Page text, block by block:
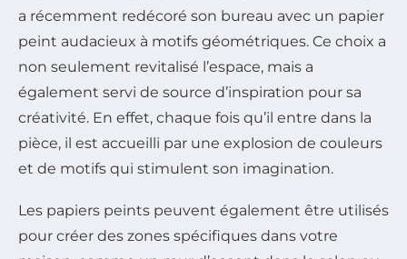
a récemment redécoré son bureau avec un papier
peint audacieux à motifs géométriques. Ce choix a
non seulement revitalisé l’espace, mais a
également servi de source d’inspiration pour sa
créativité. En effet, chaque fois qu’il entre dans la
pièce, il est accueilli par une explosion de couleurs
et de motifs qui stimulent son imagination.
Les papiers peints peuvent également être utilisés
pour créer des zones spécifiques dans votre